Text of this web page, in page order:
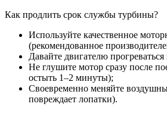
Как продлить срок службы турбины?
Используйте качественное
(рекомендованное
Давайте двигателю
Не глушите мотор сразу после
остыть 1–2 минуты);
Своевременно меняйте
повреждает лопатки).